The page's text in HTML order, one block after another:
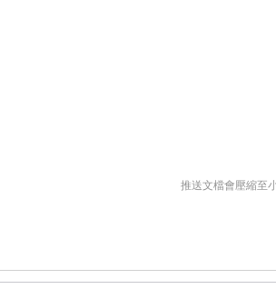
推送文檔會壓縮至